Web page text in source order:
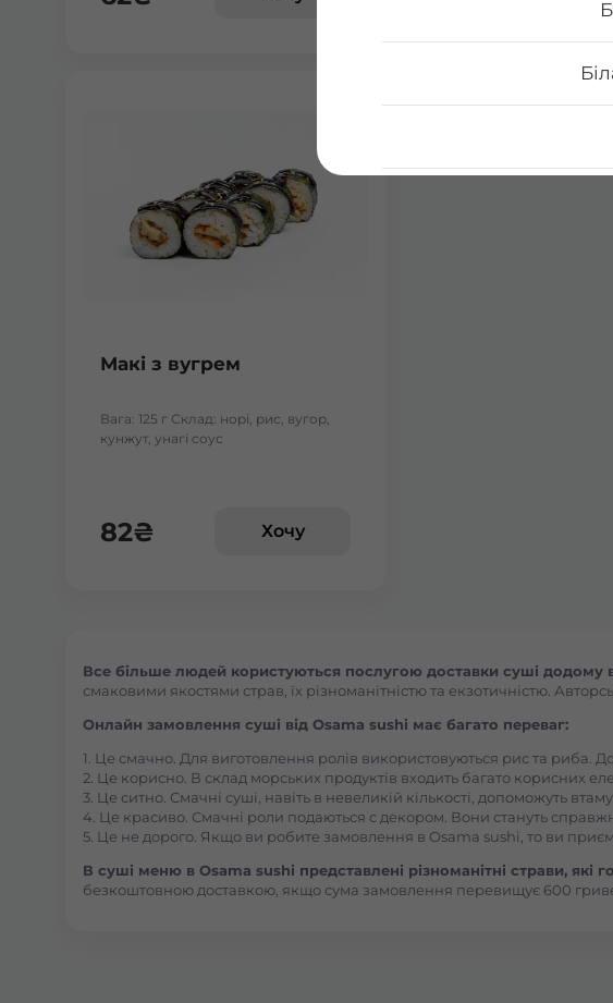
Макі з вугрем
Вага: 125 г Склад: норі, рис, вугор,
кунжут, унагі соус
82₴ Хочу
Все більше людей користуються послугою доставки суші додому
смаковими якостями страв, їх різноманітністю та екзотичністю.
Онлайн замовлення суші від Osama sushi має багато переваг:
1. Це смачно. Для виготовлення ролів використовуються рис та риба.
2. Це корисно. В склад морських продуктів входить багато корисних
3. Це ситно. Смачні суші, навіть в невеликій кількості, допоможуть
4. Це красиво. Смачні роли подаються с декором. Вони стануть
5. Це не дорого. Якщо ви робите замовлення в Osama sushi, то ви
В суші меню в Osama sushi представлені різноманітні страви, які
безкоштовною доставкою, якщо сума замовлення перевищує 600